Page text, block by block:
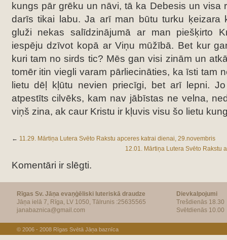
kungs pār grēku un nāvi, tā ka Debesis un visa
darīs tikai labu. Ja arī man būtu turku ķeizara
gluži nekas salīdzinājumā ar man piešķirto
iespēju dzīvot kopā ar Viņu mūžībā. Bet kur
kuri tam no sirds tic? Mēs gan visi zinām un
tomēr itin viegli varam pārliecināties, ka īsti tam
lietu dēļ kļūtu nevien priecīgi, bet arī lepni.
atpestīts cilvēks, kam nav jābīstas ne velna,
viņš zina, ak caur Kristu ir kļuvis visu šo lietu
← 11.29. Mārtiņa Lutera Svēto Rakstu apceres katrai dienai, 29.novembris
12.01. Mārtiņa Lutera Svēto Rakstu
Komentāri ir slēgti.
Rīgas Sv. Jāņa evaņģēliski luteriskā draudze
Jāņa ielā 7, Rīga, LV 1050, Tālrunis :25635565
janabaznica@gmail.com
Dievkalpojumi
Trešdienās 18.30
Svētdienās 10.00
© 2006 - 2008 Rīgas Svētā Jāņa baznīca